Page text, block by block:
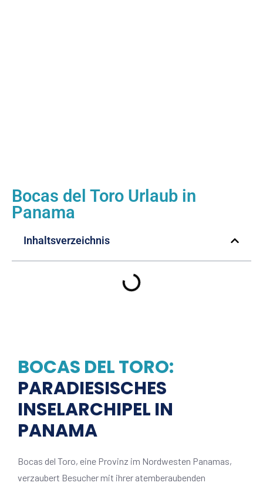
Bocas del Toro Urlaub in
Panama
Inhaltsverzeichnis
BOCAS DEL TORO:
PARADIESISCHES
INSELARCHIPEL IN
PANAMA
Bocas del Toro, eine Provinz im Nordwesten Panamas,
verzaubert Besucher mit ihrer atemberaubenden